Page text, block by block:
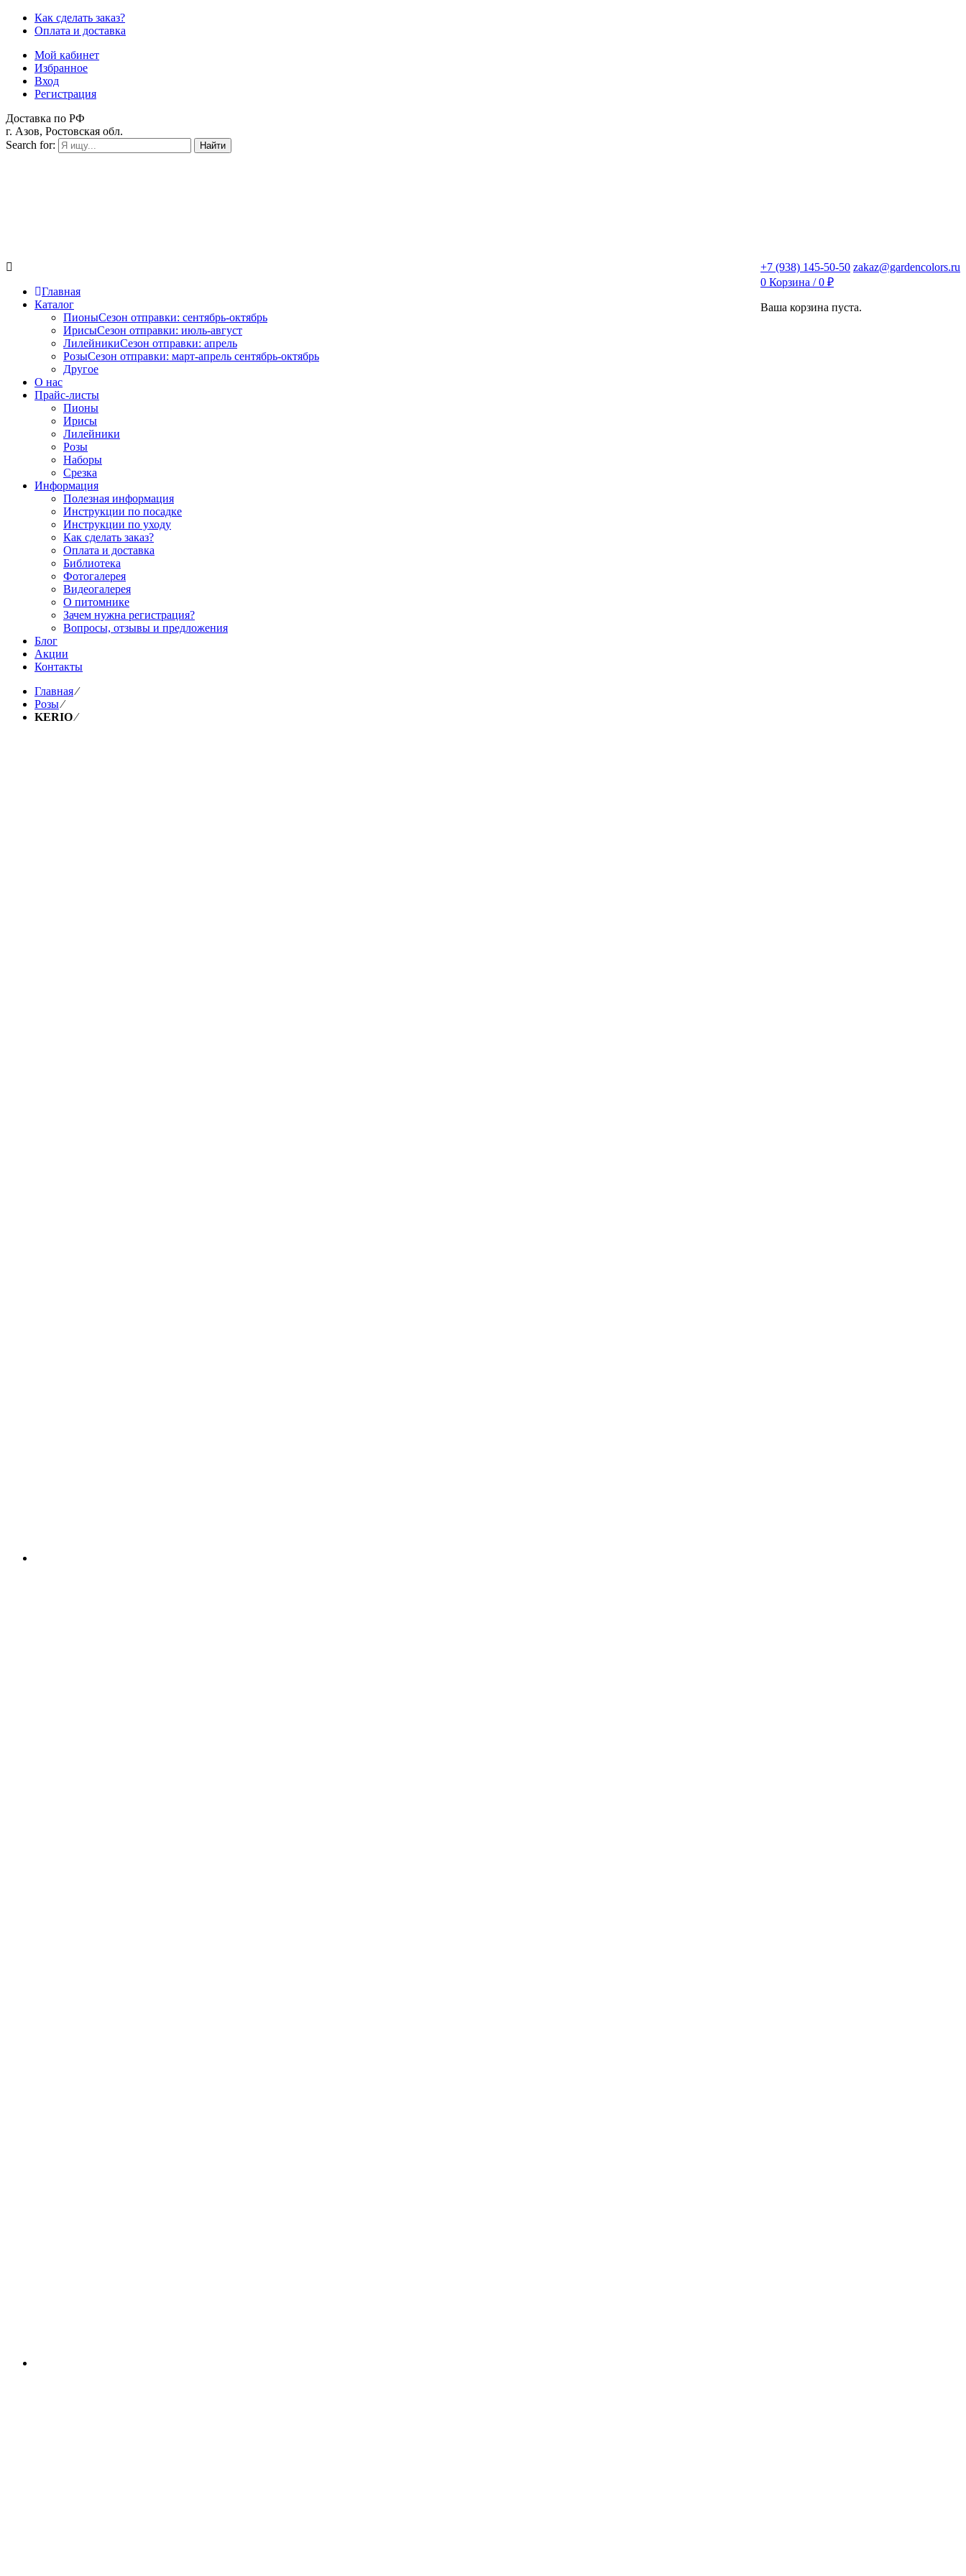
Как сделать заказ?
Оплата и доставка
Мой кабинет
Избранное
Вход
Регистрация
Доставка по РФ
г. Азов, Ростовская обл.
Search for:
Найти
+7 (938) 145-50-50 zakaz@gardencolors.ru
0 Корзина /0 ₽
Ваша корзина пуста.
Главная
Каталог
ПионыСезон отправки: сентябрь-октябрь
ИрисыСезон отправки: июль-август
ЛилейникиСезон отправки: апрель
РозыСезон отправки: март-апрель сентябрь-октябрь
Другое
О нас
Прайс-листы
Пионы
Ирисы
Лилейники
Розы
Наборы
Срезка
Информация
Полезная информация
Инструкции по посадке
Инструкции по уходу
Как сделать заказ?
Оплата и доставка
Библиотека
Фотогалерея
Видеогалерея
О питомнике
Зачем нужна регистрация?
Вопросы, отзывы и предложения
Блог
Акции
Контакты
Главная⁄
Розы⁄
KERIO⁄